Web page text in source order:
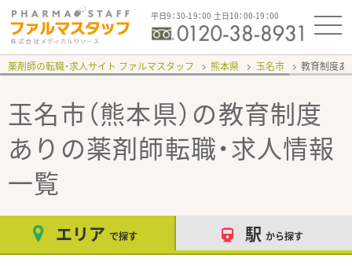
平日9：30-19：00 土日10：00-19：00
薬剤師の転職・求人サイト ファルマスタッフ 熊本県 玉名市 教育制度
玉名市（熊本県）の教育制度
あり の薬剤師転職・求人情報
一覧
エリア で探す 駅 から探す